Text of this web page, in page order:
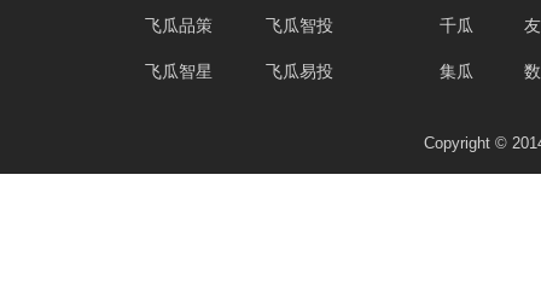
飞瓜品策
飞瓜智星
飞瓜智投
飞瓜易投
千瓜
集瓜
Copyright ©